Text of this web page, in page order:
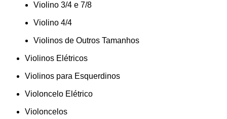
Violino 3/4 e 7/8
Violino 4/4
Violinos de Outros Tamanhos
Violinos Elétricos
Violinos para Esquerdinos
Violoncelo Elétrico
Violoncelos